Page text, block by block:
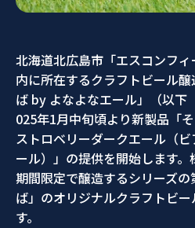
北海道北広島市「エスコンフ
内に所在するクラフトビール
ば by よなよなエール」（以下
025年1月中旬頃より新製品「
ストロベリーダークエール（
ール）」の提供を開始します
期間限定で醸造するシリーズ
ば」のオリジナルクラフトビ
す。